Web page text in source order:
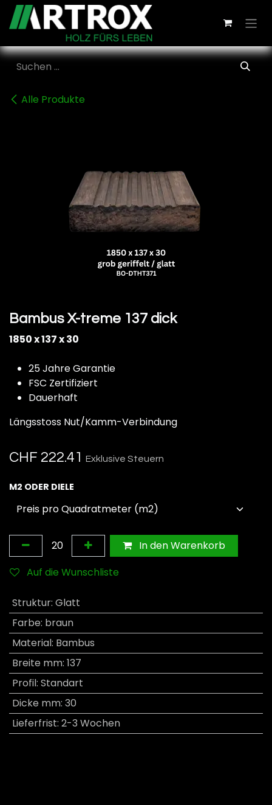
Zum Inhalt springen
Alle Produkte
Bambus X-treme 137 dick
1850 x 137 x 30
25 Jahre Garantie
FSC Zertifiziert
Dauerhaft
Längsstoss Nut/Kamm-Verbindung
CHF 222.41 Exklusive Steuern
M2 ODER DIELE
In den Warenkorb
Auf die Wunschliste
Struktur: Glatt
Farbe: braun
Material: Bambus
Breite mm: 137
Profil: Standart
Dicke mm: 30
Lieferfrist: 2-3 Wochen